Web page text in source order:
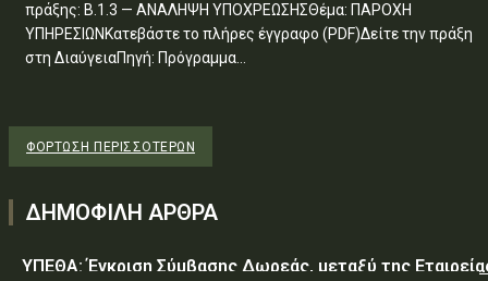
πράξης: Β.1.3 — ΑΝΑΛΗΨΗ ΥΠΟΧΡΕΩΣΗΣΘέμα: ΠΑΡΟΧΗ
ΥΠΗΡΕΣΙΩΝΚατεβάστε το πλήρες έγγραφο (PDF)Δείτε την πράξη
στη ΔιαύγειαΠηγή: Πρόγραμμα...
ΦΌΡΤΩΣΗ ΠΕΡΙΣΣΟΤΈΡΩΝ
ΔΗΜΟΦΙΛΗ ΑΡΘΡΑ
ΥΠΕΘΑ: Έγκριση Σύμβασης Δωρεάς, μεταξύ της